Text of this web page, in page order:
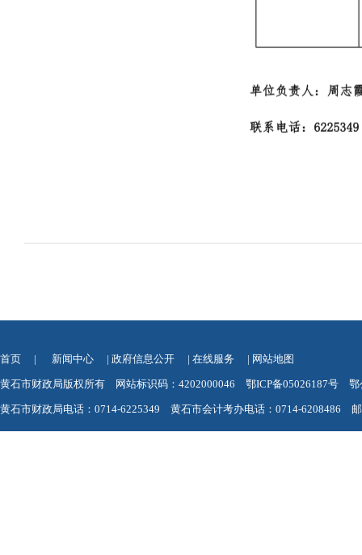
首页 | 新闻中心 | 政府信息公开 | 在线服务 | 网站地图
黄石市财政局版权所有 网站标识码：4202000046 鄂ICP备05026187号 鄂
黄石市财政局电话：0714-6225349 黄石市会计考办电话：0714-6208486